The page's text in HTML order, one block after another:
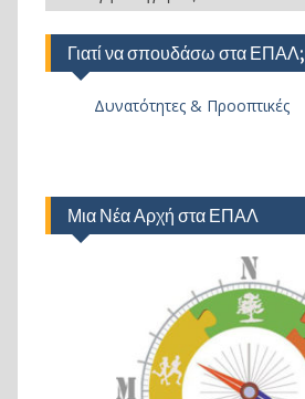
Γιατί να σπουδάσω στα ΕΠΑΛ;
Δυνατότητες & Προοπτικές
Μια Νέα Αρχή στα ΕΠΑΛ